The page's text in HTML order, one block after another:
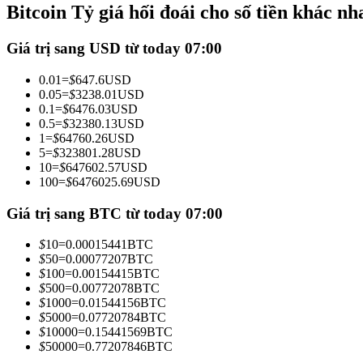
Futures sử dụng USDC làm tài sản thế chấp
Sao chép Giao dịch
Tham gia cùng các nhà giao dịch hàng đầu
Bitcoin Tỷ giá hối đoái cho số tiền khác
Giá trị sang USD từ today 07:00
0.01=$647.6USD
0.05=$3238.01USD
0.1=$6476.03USD
0.5=$32380.13USD
1=$64760.26USD
5=$323801.28USD
10=$647602.57USD
100=$6476025.69USD
Giá trị sang BTC từ today 07:00
$10=0.00015441BTC
$50=0.00077207BTC
$100=0.00154415BTC
$500=0.00772078BTC
$1000=0.01544156BTC
$5000=0.07720784BTC
$10000=0.15441569BTC
$50000=0.77207846BTC